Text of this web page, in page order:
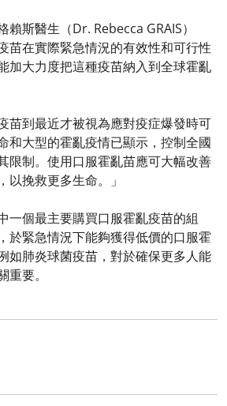
賴斯醫生（Dr. Rebecca GRAIS）
苗在實際緊急情況的有效性和可行性
加大力度把這種疫苗納入到全球霍亂
苗到最近才被視為應對疫症爆發時可
和大型的霍亂疫情已顯示，控制全國
限制。使用口服霍亂苗應可大幅改善
以挽救更多生命。」
一個最主要購買口服霍亂疫苗的組
於緊急情況下能夠獲得低價的口服霍
如肺炎球菌疫苗，對於確保更多人能
要。